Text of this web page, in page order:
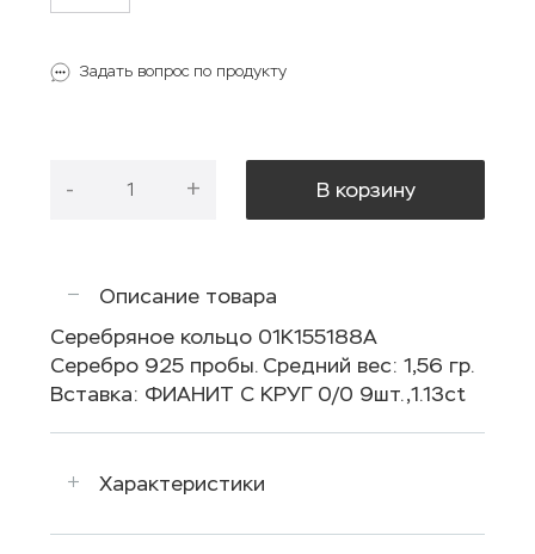
Задать вопрос по продукту
- + В корзину
Описание товара
Серебряное кольцо 01К155188А
Серебро 925 пробы. Средний вес: 1,56 гр.
Вставка: ФИАНИТ С КРУГ 0/0 9шт.,1.13ct
Характеристики